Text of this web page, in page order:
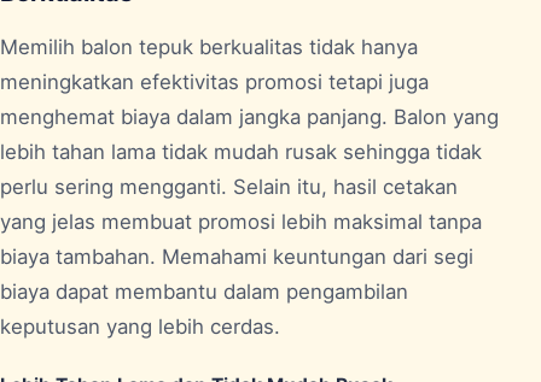
Memilih balon tepuk berkualitas tidak hanya
meningkatkan efektivitas promosi tetapi juga
menghemat biaya dalam jangka panjang. Balon yang
lebih tahan lama tidak mudah rusak sehingga tidak
perlu sering mengganti. Selain itu, hasil cetakan
yang jelas membuat promosi lebih maksimal tanpa
biaya tambahan. Memahami keuntungan dari segi
biaya dapat membantu dalam pengambilan
keputusan yang lebih cerdas.